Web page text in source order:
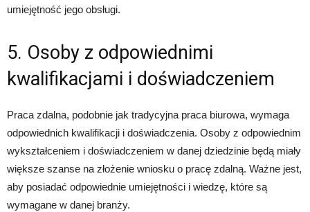
umiejętność jego obsługi.
5. Osoby z odpowiednimi
kwalifikacjami i doświadczeniem
Praca zdalna, podobnie jak tradycyjna praca biurowa, wymaga
odpowiednich kwalifikacji i doświadczenia. Osoby z odpowiednim
wykształceniem i doświadczeniem w danej dziedzinie będą miały
większe szanse na złożenie wniosku o pracę zdalną. Ważne jest,
aby posiadać odpowiednie umiejętności i wiedzę, które są
wymagane w danej branży.